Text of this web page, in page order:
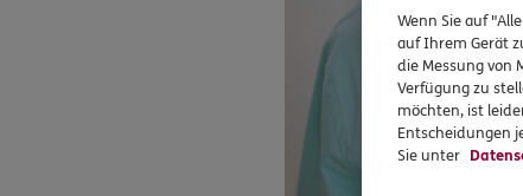
Wenn Sie auf
auf Ihrem Gerät
die Messung von
Verfügung zu
möchten, ist
Entscheidungen
Sie unter